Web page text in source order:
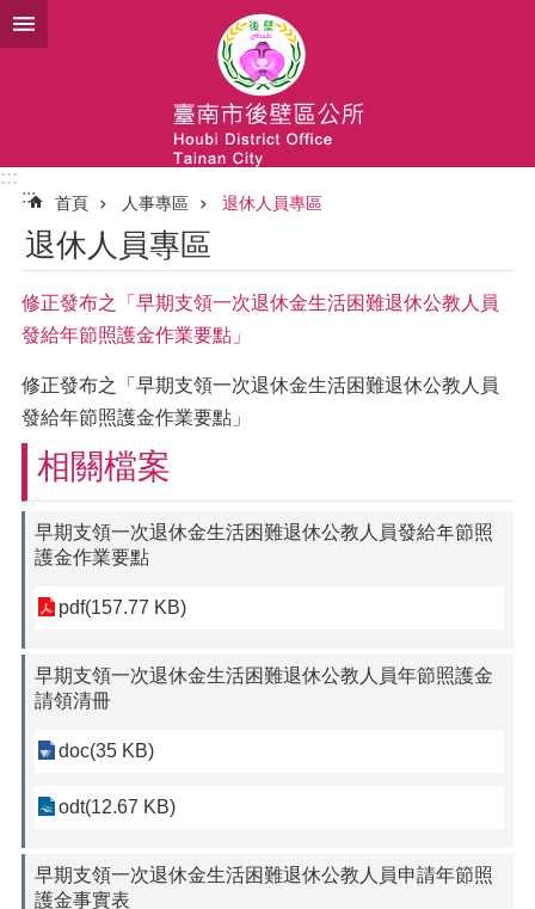
跳到主要內容區塊
:::
:::
首頁 人事專區 退休人員專區
退休人員專區
修正發布之「早期支領一次退休金生活困難退休公教人員
發給年節照護金作業要點」
修正發布之「早期支領一次退休金生活困難退休公教人員
發給年節照護金作業要點」
相關檔案
早期支領一次退休金生活困難退休公教人員發給年節照
護金作業要點
pdf(157.77 KB)
早期支領一次退休金生活困難退休公教人員年節照護金
請領清冊
doc(35 KB)
odt(12.67 KB)
早期支領一次退休金生活困難退休公教人員申請年節照
護金事實表